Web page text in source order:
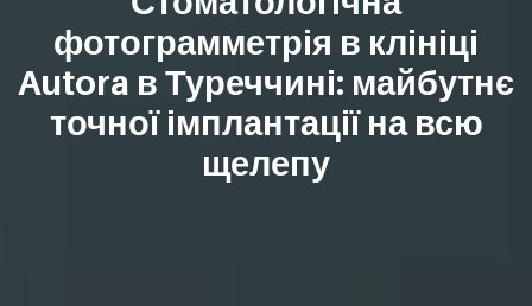
фотограмметрія в клініці
Autora в Туреччині: майбутнє
точної імплантації на всю
щелепу